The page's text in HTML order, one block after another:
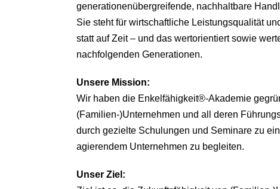
generationenübergreifende, nachhaltbare
Sie steht für wirtschaftliche Leistungsqualität
statt auf Zeit – und das wertorientiert sowie
nachfolgenden Generationen.
Unsere Mission:
Wir haben die Enkelfähigkeit®-Akademie
(Familien-)Unternehmen und all deren
durch gezielte Schulungen und Seminare zu
agierendem Unternehmen zu begleiten.
Unser Ziel: